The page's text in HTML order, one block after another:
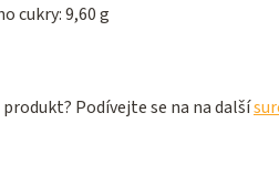
cukry: 9,60 g
Podívejte se na na další